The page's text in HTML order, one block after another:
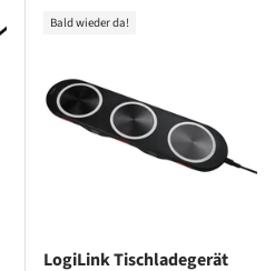
Bald wieder da!
LogiLink Tischladegerät